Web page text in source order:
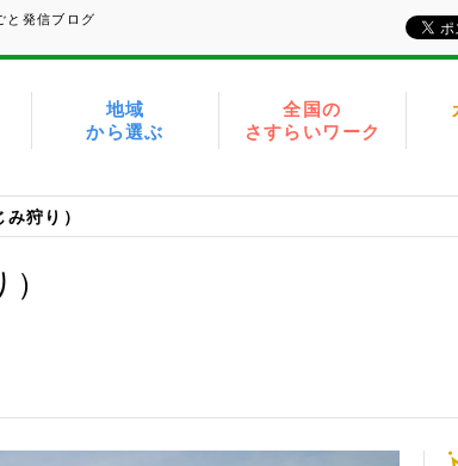
と発信ブログ
地域
から選ぶ
全国の
さすらいワーク
狩り）